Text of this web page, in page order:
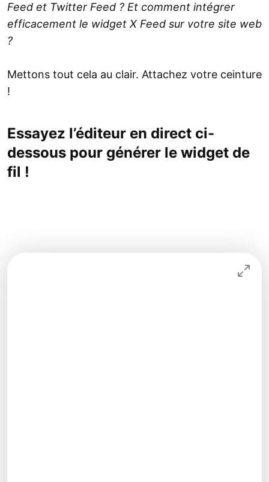
Feed et Twitter Feed ? Et comment intégrer
efficacement le widget X Feed sur votre site web
?
Mettons tout cela au clair. Attachez votre ceinture
!
Essayez l’éditeur en direct ci-
dessous pour générer le widget de
fil !